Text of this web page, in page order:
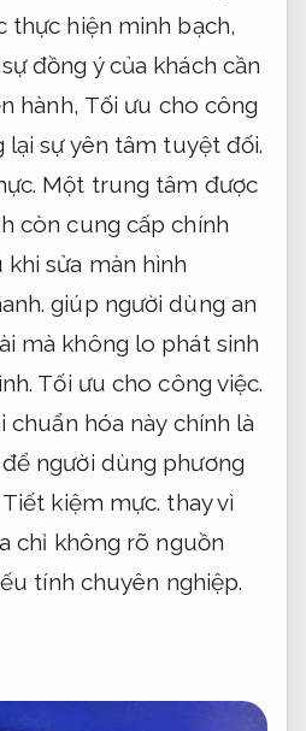
thực hiện minh bạch,
đồng ý của khách cần
hành, Tối ưu cho công
lại sự yên tâm tuyệt đối.
Một trung tâm được
còn cung cấp chính
khi sửa màn hình
giúp người dùng an
mà không lo phát sinh
Tối ưu cho công việc.
chuẩn hóa này chính là
người dùng phương
Tiết kiệm mực. thay vì
chỉ không rõ nguồn
tính chuyên nghiệp.